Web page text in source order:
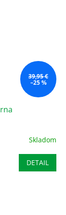
39,95 €
–25 %
Skladom
DETAIL